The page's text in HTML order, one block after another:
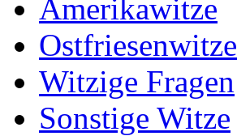
Amerikawitze
Ostfriesenwitze
Witzige Fragen
Sonstige Witze